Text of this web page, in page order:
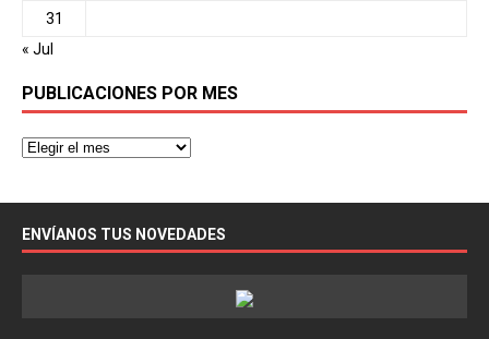
31
« Jul
PUBLICACIONES POR MES
ENVÍANOS TUS NOVEDADES